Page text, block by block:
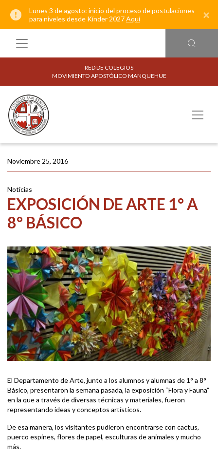
Lunes 3 de agosto: inicio del proceso de postulaciones
para niveles desde Kínder 2027Aquí ×
RED DE COLEGIOS
MOVIMIENTO APOSTÓLICO MANQUEHUE
Noviembre 25, 2016
Noticias
EXPOSICIÓN DE ARTE 1° A
8° BÁSICO
El Departamento de Arte, junto a los alumnos y alumnas de 1° a 8°
Básico, presentaron la semana pasada, la exposición “Flora y Fauna”
en la que a través de diversas técnicas y materiales, fueron
representando ideas y conceptos artísticos.
De esa manera, los visitantes pudieron encontrarse con cactus,
puerco espines, flores de papel, esculturas de animales y mucho
más.